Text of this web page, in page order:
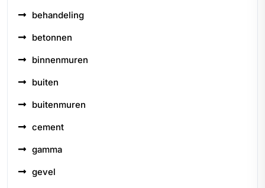
behandeling
betonnen
binnenmuren
buiten
buitenmuren
cement
gamma
gevel